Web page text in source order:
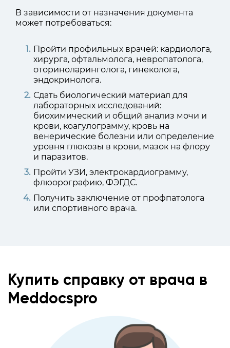
В зависимости от назначения документа
может потребоваться:
Пройти профильных врачей: кардиолога,
хирурга, офтальмолога, невропатолога,
оториноларинголога, гинеколога,
эндокринолога.
Сдать биологический материал для
лабораторных исследований:
биохимический и общий анализ мочи и
крови, коагулограмму, кровь на
венерические болезни или определение
уровня глюкозы в крови, мазок на флору
и паразитов.
Пройти УЗИ, электрокардиограмму,
флюорографию, ФЭГДС.
Получить заключение от профпатолога
или спортивного врача.
Купить справку от врача в
Meddocspro